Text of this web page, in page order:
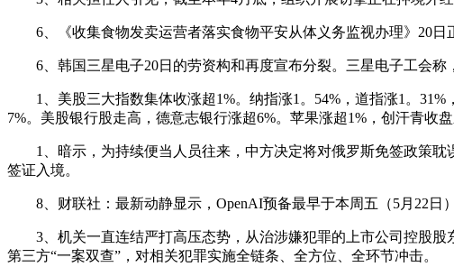
6、《收集食物发卖运营者落实食物平安从体义务监视办理》20日
6、韩国三星电子20日的劳资构和再度宣布分裂。三星电子工会称
1、美股三大指数集体收涨超1%。纳指涨1。54%，道指涨1。31%
7%。美股银行股走高，德意志银行涨超6%。苹果涨超1%，创汗青收
1、暗示，为持续便当人员往来，中方决定将对俄罗斯免签政策耽
签证入境。
8、财联社：最新动静显示，OpenAI预备最早于本周五（5月22日
3、机关一直连结严打高压态势，从治涉嫌犯罪的上市公司控股股
第三方“一案双查”，对相关犯罪实施全链条、全方位、全环节冲击。